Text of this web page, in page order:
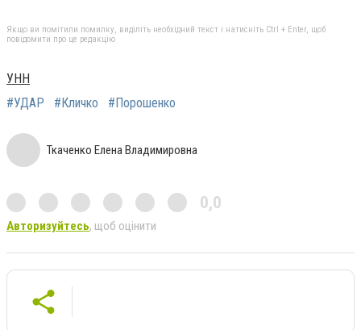
Якщо ви помітили помилку, виділіть необхідний текст і натисніть Ctrl + Enter, щоб
повідомити про це редакцію
УНН
#УДАР
#Кличко #Порошенко
Ткаченко Елена Владимировна
0,0
Авторизуйтесь, щоб оцінити